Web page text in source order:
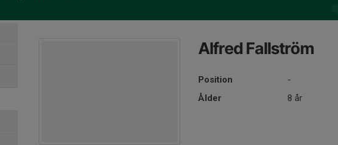
Alfred Fallström
Position
-
Ålder
8 år